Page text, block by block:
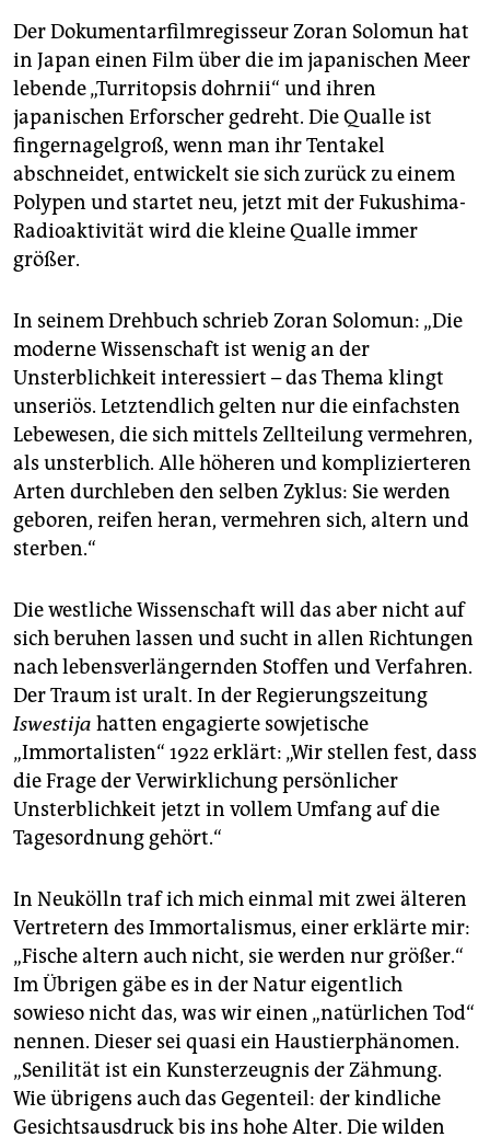
Der Dokumentarfilmregisseur Zoran Solomun hat
in Japan einen Film über die im japanischen Meer
lebende „Turritopsis dohrnii“ und ihren
japanischen Erforscher gedreht. Die Qualle ist
fingernagelgroß, wenn man ihr Tentakel
abschneidet, entwickelt sie sich zurück zu einem
Polypen und startet neu, jetzt mit der Fukushima-
Radioaktivität wird die kleine Qualle immer
größer.
In seinem Drehbuch schrieb Zoran Solomun: „Die
moderne Wissenschaft ist wenig an der
Unsterblichkeit interessiert – das Thema klingt
unseriös. Letztendlich gelten nur die einfachsten
Lebewesen, die sich mittels Zellteilung vermehren,
als unsterblich. Alle höheren und komplizierteren
Arten durchleben den selben Zyklus: Sie werden
geboren, reifen heran, vermehren sich, altern und
sterben.“
Die westliche Wissenschaft will das aber nicht auf
sich beruhen lassen und sucht in allen Richtungen
nach lebensverlängernden Stoffen und Verfahren.
Der Traum ist uralt. In der Regierungszeitung
Iswestija hatten engagierte sowjetische
„Immortalisten“ 1922 erklärt: „Wir stellen fest, dass
die Frage der Verwirklichung persönlicher
Unsterblichkeit jetzt in vollem Umfang auf die
Tagesordnung gehört.“
In Neukölln traf ich mich einmal mit zwei älteren
Vertretern des Immortalismus, einer erklärte mir:
„Fische altern auch nicht, sie werden nur größer.“
Im Übrigen gäbe es in der Natur eigentlich
sowieso nicht das, was wir einen „natürlichen Tod“
nennen. Dieser sei quasi ein Haustierphänomen.
„Senilität ist ein Kunsterzeugnis der Zähmung.
Wie übrigens auch das Gegenteil: der kindliche
Gesichtsausdruck bis ins hohe Alter. Die wilden